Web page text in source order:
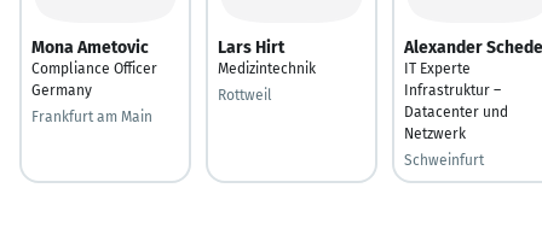
Mona Ametovic
Compliance Officer
Germany
Frankfurt am Main
Lars Hirt
Medizintechnik
Rottweil
Alexander
IT Experte
Infrastruktur –
Datacenter und
Netzwerk
Schweinfurt